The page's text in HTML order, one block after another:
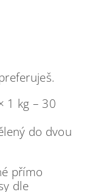
1 kg – 30
do dvou
přímo
dle